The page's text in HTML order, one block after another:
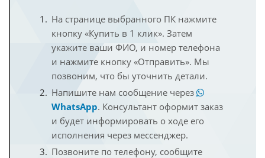
На странице выбранного ПК нажмите
кнопку «Купить в 1 клик». Затем
укажите ваши ФИО, и номер телефона
и нажмите кнопку «Отправить». Мы
позвоним, что бы уточнить детали.
Напишите нам сообщение через
WhatsApp. Консультант оформит заказ
и будет информировать о ходе его
исполнения через мессенджер.
Позвоните по телефону, сообщите